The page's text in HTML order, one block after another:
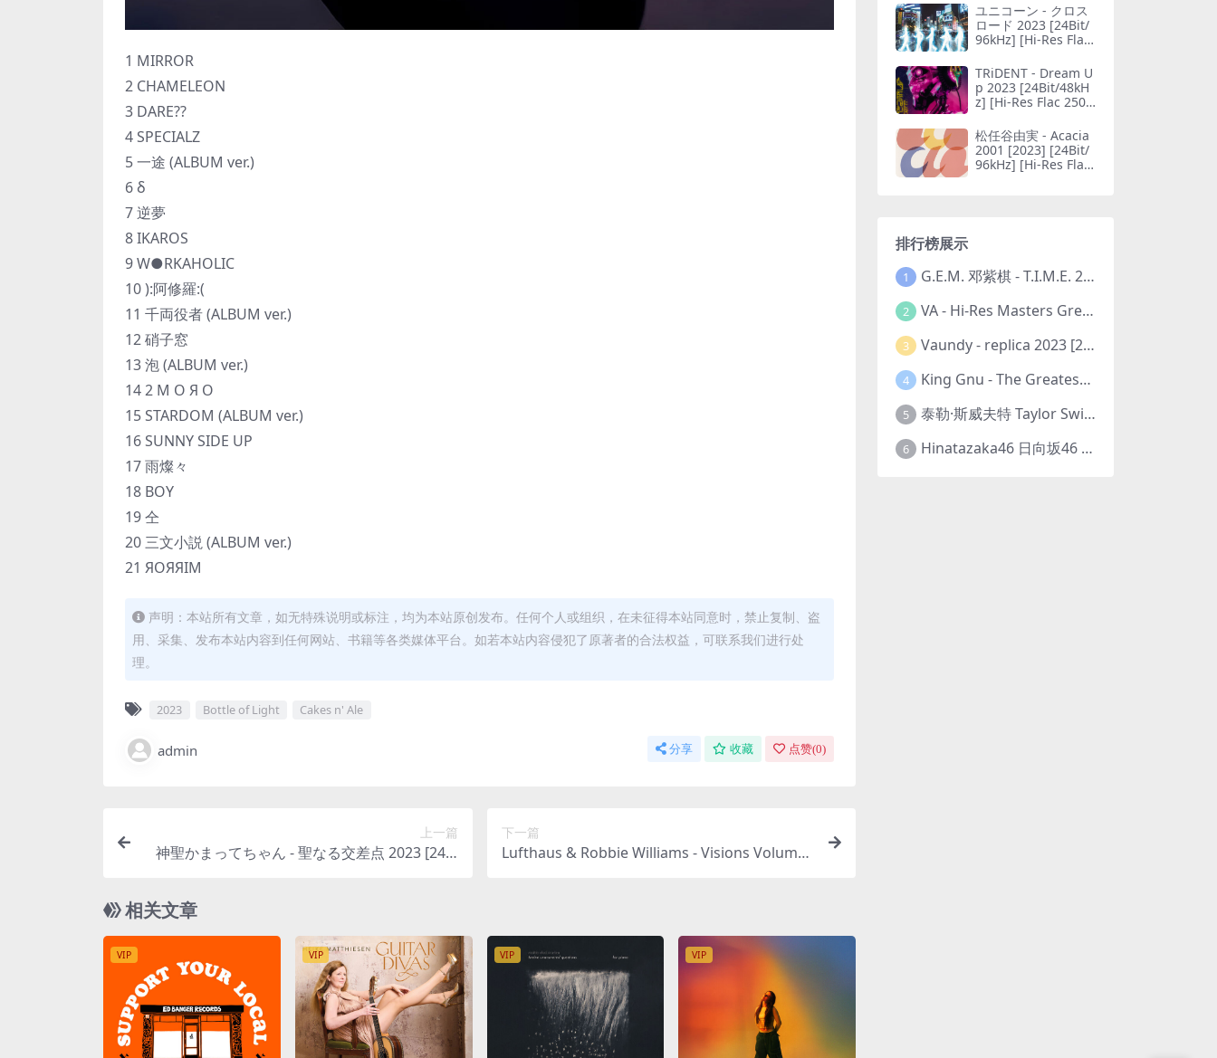
1 MIRROR
2 CHAMELEON
3 DARE??
4 SPECIALZ
5 一途 (ALBUM ver.)
6 δ
7 逆夢
8 IKAROS
9 W●RKAHOLIC
10 ):阿修羅:(
11 千両役者 (ALBUM ver.)
12 硝子窓
13 泡 (ALBUM ver.)
14 2 Μ Ο Я Ο
15 STARDOM (ALBUM ver.)
16 SUNNY SIDE UP
17 雨燦々
18 BOY
19 仝
20 三文小説 (ALBUM ver.)
21 ЯOЯЯIM
声明：本站所有文章，如无特殊说明或标注，均为本站原创发布。任何个人或组织，在未征得本站同意时，禁止复制、盗
用、采集、发布本站内容到任何网站、书籍等各类媒体平台。如若本站内容侵犯了原著者的合法权益，可联系我们进行处
理。
2023 Bottle of Light Cakes n' Ale
admin 分享 收藏 点赞(0)
上一篇
神聖かまってちゃん - 聖なる交差点 2023 [24bi
下一篇
Lufthaus & Robbie Williams - Visions Volume
相关文章
VIP VIP VIP VIP
ユニコーン - クロス
ロード 2023 [24Bit/
96kHz] [Hi-Res Flac
TRiDENT - Dream U
p 2023 [24Bit/48kH
z] [Hi-Res Flac 250
松任谷由実 - Acacia
2001 [2023] [24Bit/
96kHz] [Hi-Res Flac
排行榜展示
1 G.E.M. 邓紫棋 - T.I.M.E. 2023-11-26 [24bit/48kHz] [Hi-Res Flac 313MB]
2 VA - Hi-Res Masters Greatest Hits Ever Vol. III 2023 [24Bit/192kHz] [Hi-Res Flac 10.5GB]
3 Vaundy - replica 2023 [24bit/48kHz] [Hi-Res Flac 1.6GB]
4 King Gnu - The Greatest Unknown 2023 [24Bit/48kHz] [Hi-Res Flac 752MB]
5 泰勒·斯威夫特 Taylor Swift - The Eras Tour 2023 [24bit/44.1kHz] [Hi-Res Flac 2.02GB]
6 Hinatazaka46 日向坂46 - 脈打つ感情 2023 [24bit/96kHz] [Hi-Res Flac 3.3GB]